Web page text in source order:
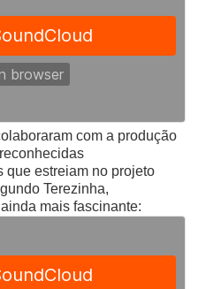
com a produção
que estreiam no projeto
Terezinha,
mais fascinante: